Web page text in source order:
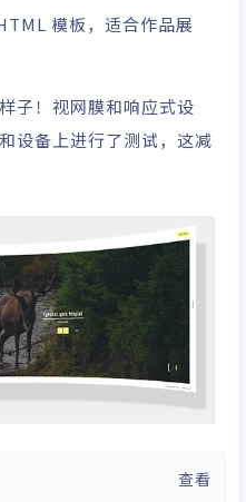
模板，适合作品展
子！视网膜和响应式设
设备上进行了测试，这减
查看